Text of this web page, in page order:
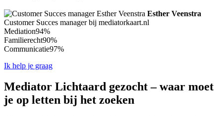
Esther Veenstra
Customer Succes manager bij mediatorkaart.nl
Mediation94%
Familierecht90%
Communicatie97%
Ik help je graag
Mediator Lichtaard gezocht – waar moet
je op letten bij het zoeken